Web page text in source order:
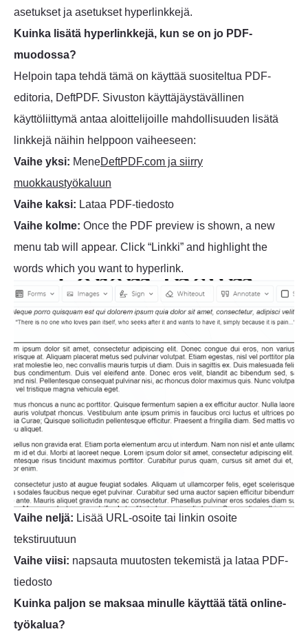
asetukset ja asetukset hyperlinkkejä.
Kuinka lisätä hyperlinkkejä, kun se on jo PDF-
muodossa?
Helpoin tapa tehdä tämä on käyttää suositeltua PDF-
editoria, DeftPDF. Sivuston käyttäjäystävällinen
käyttöliittymä antaa aloittelijoille mahdollisuuden lisätä
linkkejä näihin helppoon vaiheeseen:
Vaihe yksi: MeneDeftPDF.com ja siirry
muokkaustyökaluun
Vaihe kaksi: Lataa PDF-tiedosto
Vaihe kolme: Once the PDF preview is shown, a new
menu tab will appear. Click “Linkki” and highlight the
words which you want to hyperlink.
Vaihe neljä: Lisää URL-osoite tai linkin osoite
tekstiruutuun
Vaihe viisi: napsauta muutosten tekemistä ja lataa PDF-
tiedosto
Kuinka paljon se maksaa minulle käyttää tätä online-
työkalua?